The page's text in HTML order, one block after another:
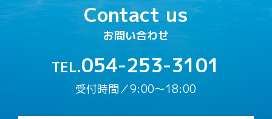
Contact us
お問い合わせ
TEL.054-253-3101
受付時間／9:00〜18:00